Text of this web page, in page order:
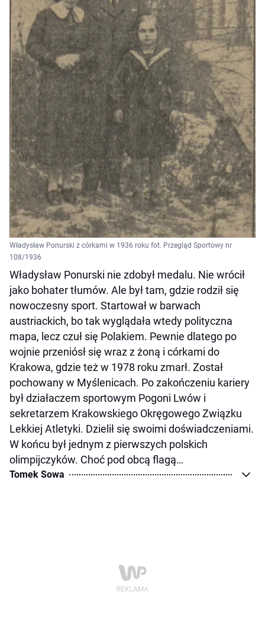
Władysław Ponurski z córkami w 1936 roku fot. Przegląd Sportowy nr
108/1936
Władysław Ponurski nie zdobył medalu. Nie wrócił
jako bohater tłumów. Ale był tam, gdzie rodził się
nowoczesny sport. Startował w barwach
austriackich, bo tak wyglądała wtedy polityczna
mapa, lecz czuł się Polakiem. Pewnie dlatego po
wojnie przeniósł się wraz z żoną i córkami do
Krakowa, gdzie też w 1978 roku zmarł. Został
pochowany w Myślenicach. Po zakończeniu kariery
był działaczem sportowym Pogoni Lwów i
sekretarzem Krakowskiego Okręgowego Związku
Lekkiej Atletyki. Dzielił się swoimi doświadczeniami.
W końcu był jednym z pierwszych polskich
olimpijczyków. Choć pod obcą flagą…
Tomek Sowa